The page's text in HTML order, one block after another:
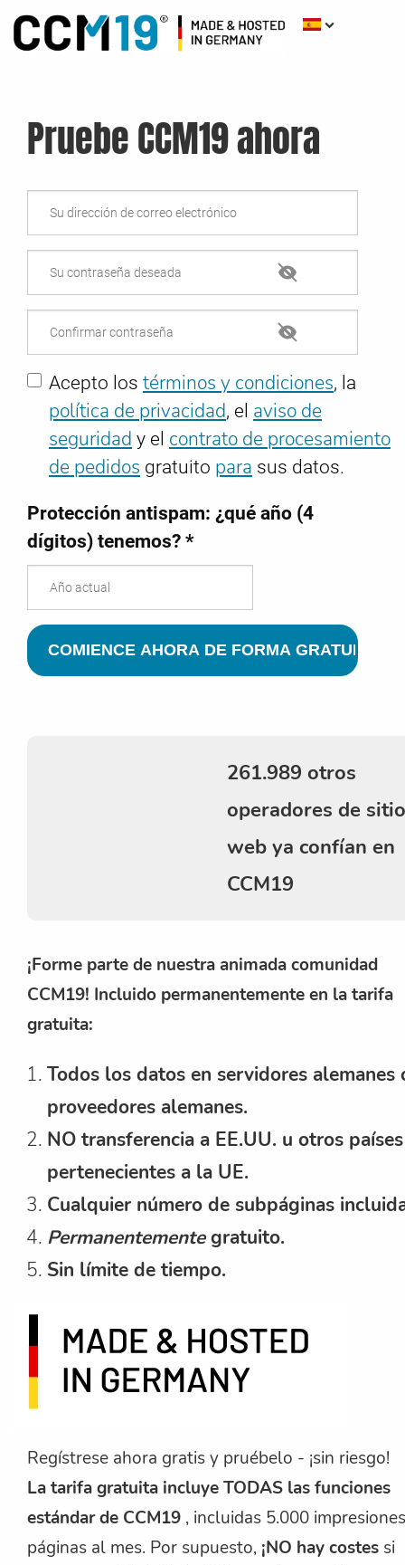
Pruebe CCM19 ahora
Acepto los términos y condiciones, la
política de privacidad, el aviso de
seguridad y el contrato de procesamiento
de pedidos gratuito para sus datos.
Protección antispam: ¿qué año (4
dígitos) tenemos? *
261.989 otros
operadores de
web ya confían en
CCM19
¡Forme parte de nuestra animada comunidad
CCM19! Incluido permanentemente en la tarifa
gratuita:
Todos los datos en servidores alemanes
proveedores alemanes.
NO transferencia a EE.UU. u otros
pertenecientes a la UE.
Cualquier número de subpáginas
Permanentementegratuito.
Sin límite de tiempo.
Regístrese ahora gratis y pruébelo - ¡sin riesgo!
La tarifa gratuita incluye TODAS las funciones
estándar de CCM19 , incluidas 5.000
páginas al mes. Por supuesto, ¡NO hay costes si